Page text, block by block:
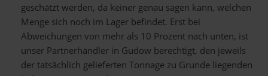
geschätzt werden, da keiner genau sagen kann, welchen
Menge sich noch im Lager befindet. Erst bei
Abweichungen von mehr als 10 Prozent nach unten, ist
unser Partnerhändler in Gudow berechtigt, den jeweils
der tatsächlich gelieferten Tonnage zu Grunde liegenden